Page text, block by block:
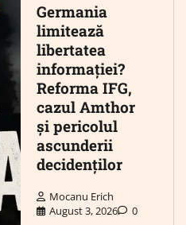
Germania
limitează
libertatea
informației?
Reforma IFG,
cazul Amthor
și pericolul
ascunderii
decidenților
Mocanu Erich
August 3, 2026
0